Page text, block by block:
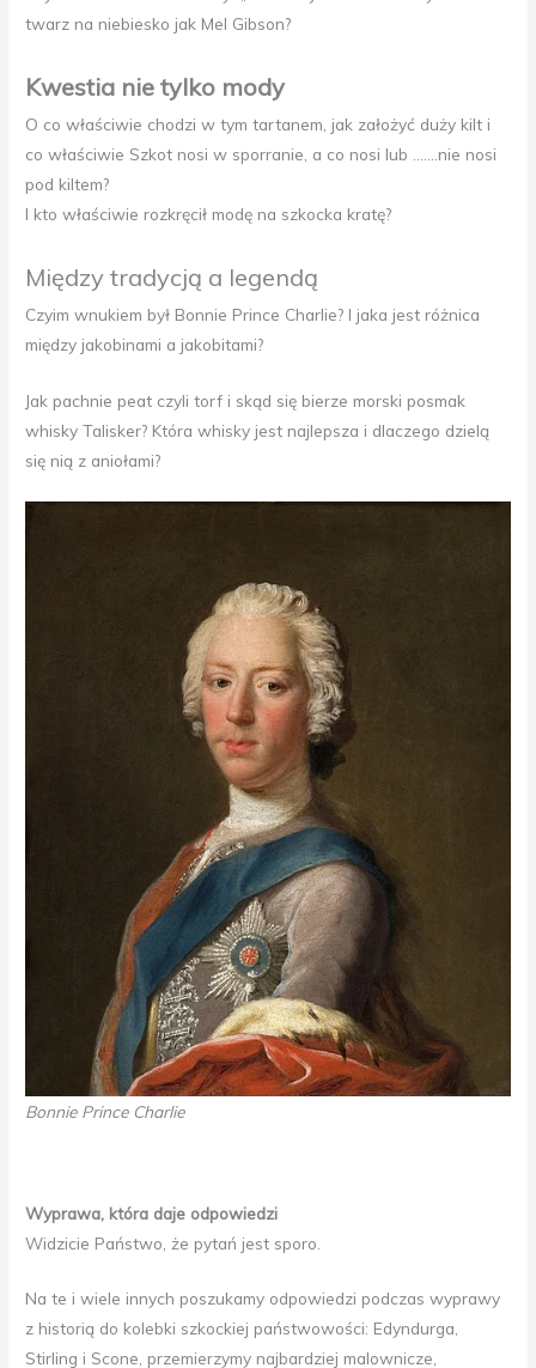
twarz na niebiesko jak Mel Gibson?
Kwestia nie tylko mody
O co właściwie chodzi w tym tartanem, jak założyć duży kilt i
co właściwie Szkot nosi w sporranie, a co nosi lub …….nie nosi
pod kiltem?
I kto właściwie rozkręcił modę na szkocka kratę?
Między tradycją a legendą
Czyim wnukiem był Bonnie Prince Charlie? I jaka jest różnica
między jakobinami a jakobitami?
Jak pachnie peat czyli torf i skąd się bierze morski posmak
whisky Talisker? Która whisky jest najlepsza i dlaczego dzielą
się nią z aniołami?
Bonnie Prince Charlie
Wyprawa, która daje odpowiedzi
Widzicie Państwo, że pytań jest sporo.
Na te i wiele innych poszukamy odpowiedzi podczas wyprawy
z historią do kolebki szkockiej państwowości: Edyndurga,
Stirling i Scone, przemierzymy najbardziej malownicze,